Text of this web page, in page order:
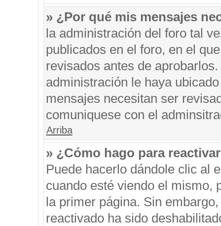
» ¿Por qué mis mensajes
la administración del foro tal
publicados en el foro, en el
revisados antes de
administración le haya
mensajes necesitan ser
comuniquese con el
Arriba
» ¿Cómo hago para
Puede hacerlo dándole clic al
cuando esté viendo el mismo,
la primer página. Sin
reactivado ha sido